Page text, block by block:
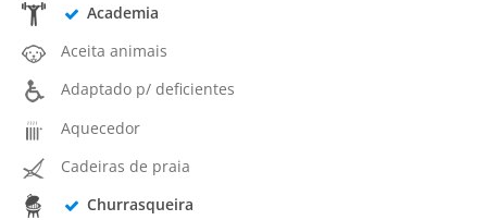
Academia
Aceita animais
Adaptado p/ deficientes
Aquecedor
Cadeiras de praia
Churrasqueira